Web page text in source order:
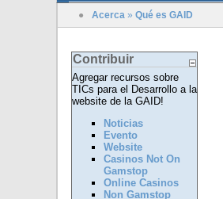
●
Acerca» Qué es GAID
Contribuir
Agregar recursos sobre
TICs para el Desarrollo a la
website de la GAID!
Noticias
Evento
Website
Casinos Not On
Gamstop
Online Casinos
Non Gamstop